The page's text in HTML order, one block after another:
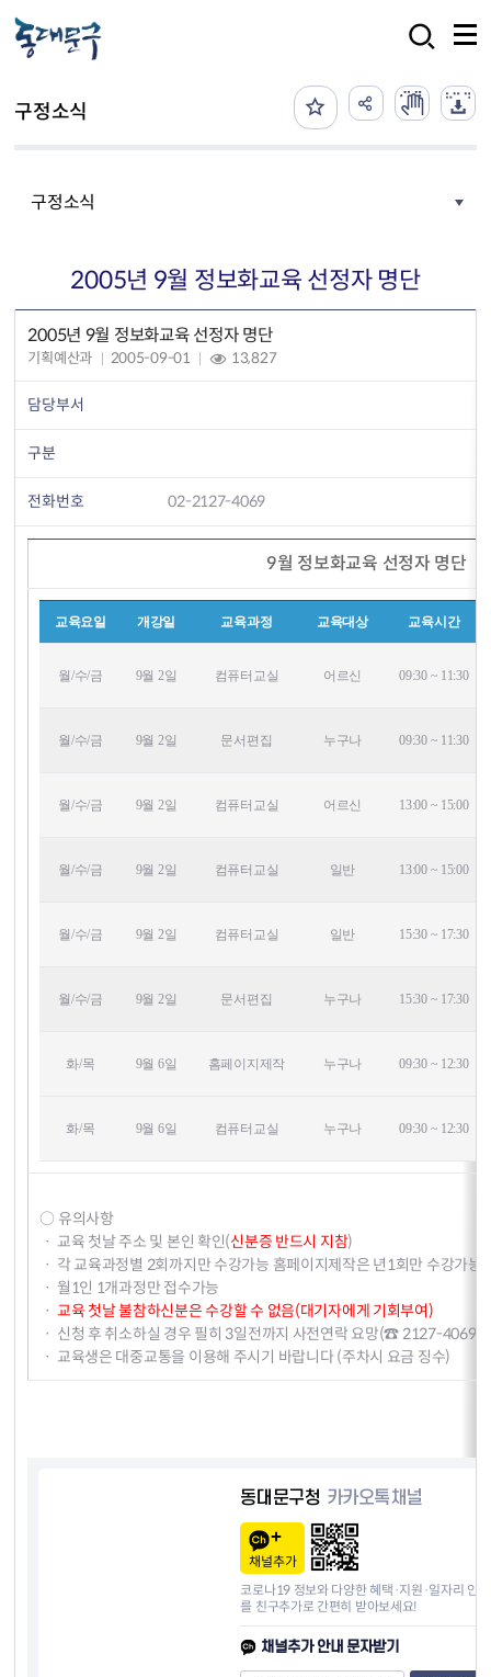
구정소식
구정소식
2005년 9월 정보화교육 선정자 명단
2005년 9월 정보화교육 선정자 명단
기획예산과 2005-09-01 13,827
담당부서
구분
전화번호 02-2127-4069
9월 정보화교육 선정자 명단
교육요일 개강일 교육과정 교육대상 교육시간
월/수/금 9월 2일 컴퓨터교실 어르신 09:30 ~ 11:30
월/수/금 9월 2일 문서편집 누구나 09:30 ~ 11:30
월/수/금 9월 2일 컴퓨터교실 어르신 13:00 ~ 15:00
월/수/금 9월 2일 컴퓨터교실 일반 13:00 ~ 15:00
월/수/금 9월 2일 컴퓨터교실 일반 15:30 ~ 17:30
월/수/금 9월 2일 문서편집 누구나 15:30 ~ 17:30
화/목 9월 6일 홈페이지제작 누구나 09:30 ~ 12:30
화/목 9월 6일 컴퓨터교실 누구나 09:30 ~ 12:30
○ 유의사항
ㆍ 교육 첫날 주소 및 본인 확인(신분증 반드시 지참)
ㆍ 각 교육과정별 2회까지만 수강가능 홈페이지제작은 년1회만 수강가능
ㆍ 월1인 1개과정만 접수가능
ㆍ 교육 첫날 불참하신분은 수강할 수 없음(대기자에게 기회부여)
ㆍ 신청 후 취소하실 경우 필히 3일전까지 사전연락 요망(☎ 2127-4069)
ㆍ 교육생은 대중교통을 이용해 주시기 바랍니다 (주차시 요금 징수)
동대문구청 카카오톡채널
채널추가
코로나19 정보와 다양한 혜택·지원·일자리 안내
를 친구추가로 간편히 받아보세요!
채널추가 안내 문자받기